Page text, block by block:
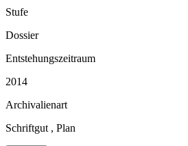
Stufe
Dossier
Entstehungszeitraum
2014
Archivalienart
Schriftgut , Plan